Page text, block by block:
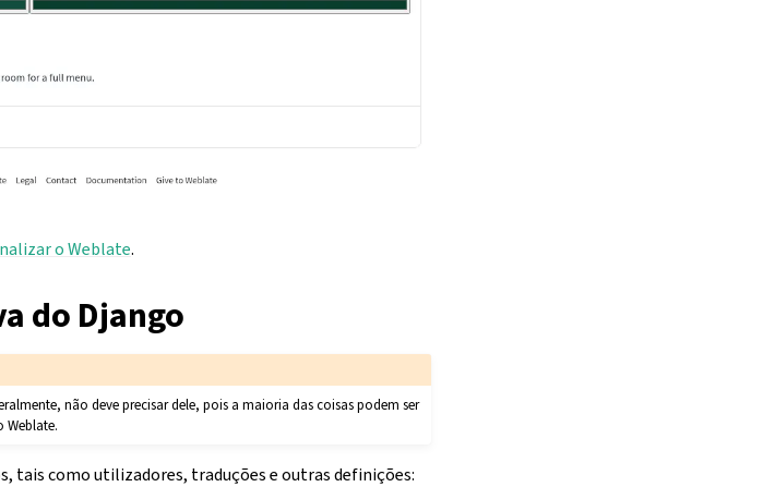
o Weblate.
do Django
não deve precisar dele, pois a maioria das coisas podem ser
Weblate.
tais como utilizadores, traduções e outras definições: